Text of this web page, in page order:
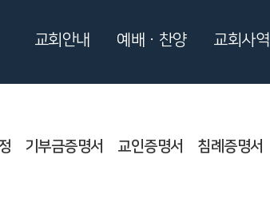
기부금증명서 교인증명서 침례증명서
교회안내 예배ㆍ찬양 교회사역